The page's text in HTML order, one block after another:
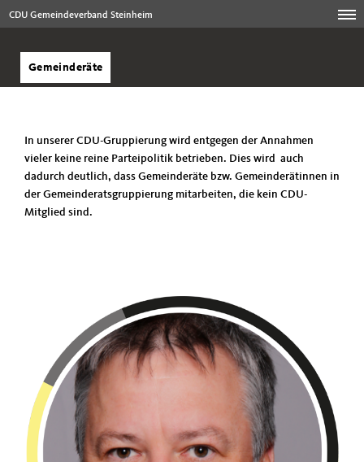
CDU Gemeindeverband Steinheim
Gemeinderäte
In unserer CDU-Gruppierung wird entgegen der Annahmen
vieler keine reine Parteipolitik betrieben. Dies wird auch
dadurch deutlich, dass Gemeinderäte bzw. Gemeinderätinnen in
der Gemeinderatsgruppierung mitarbeiten, die kein CDU-
Mitglied sind.